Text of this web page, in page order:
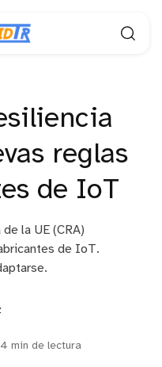
reglas
de IoT
la UE (CRA)
de IoT.
4 min de lectura